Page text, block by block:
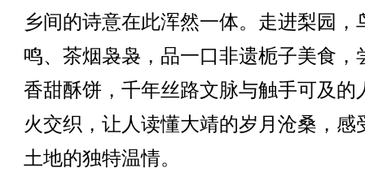
乡间的诗意在此浑然一体。走进梨园，
鸣、茶烟袅袅，品一口非遗栀子美食，
香甜酥饼，千年丝路文脉与触手可及的
火交织，让人读懂大靖的岁月沧桑，感
土地的独特温情。